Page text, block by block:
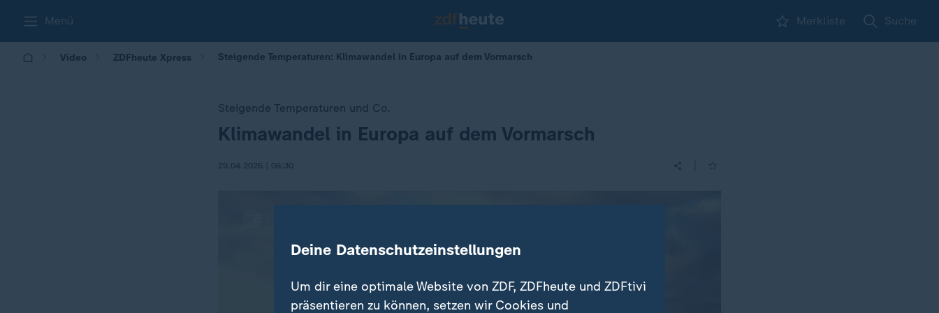
Menü Merkliste Suche
Video ZDFheute Xpress Steigende Temperaturen: Klimawandel in Europa auf dem Vormarsch
Steigende Temperaturen und Co.
:Klimawandel in Europa auf dem Vormarsch
29.04.2026 | 06:30
Deine Datenschutzeinstellungen
Um dir eine optimale Website von ZDF, ZDFheute und ZDFtivi
präsentieren zu können, setzen wir Cookies und